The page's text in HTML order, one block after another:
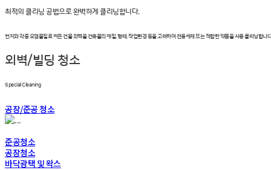
최적의 클리닝 공법으로 완벽하게 클리닝합니다.
먼지와 각종 오염물질로 찌든 건물 외벽을 건축물의 재질, 형태, 작업환경 등을 고려하여 전용세제 또는 적합한 약품을 사용 클리닝합니
외벽/빌딩 청소
Special Cleaning
공장/준공 청소
준공청소
공장청소
바닥광택 및 왁스